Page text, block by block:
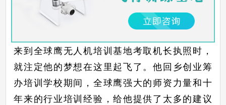
余航与无人机的缘分是从全球鹰开始，去年他
来到全球鹰无人机培训基地考取机长执照时，
就注定他的梦想在这里起飞了。他回乡创业筹
办培训学校期间，全球鹰强大的师资力量和十
年来的行业培训经验，给他提供了太多的建议